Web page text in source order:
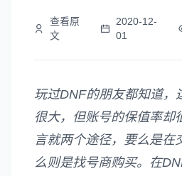
查看原
文
2020-12-
01
玩过DNF的朋友都知道，
很大，但账号的保值率却
言就两个途径，要么是在
么则是找号商购买。在